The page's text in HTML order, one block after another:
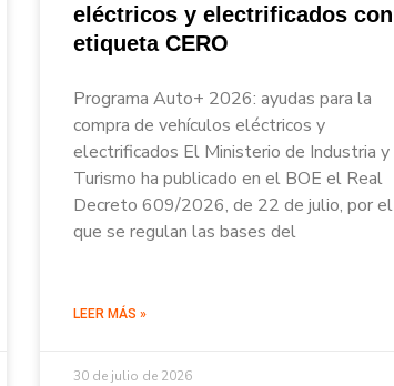
eléctricos y electrificados con
etiqueta CERO
Programa Auto+ 2026: ayudas para la
compra de vehículos eléctricos y
electrificados El Ministerio de Industria y
Turismo ha publicado en el BOE el Real
Decreto 609/2026, de 22 de julio, por el
que se regulan las bases del
LEER MÁS »
30 de julio de 2026